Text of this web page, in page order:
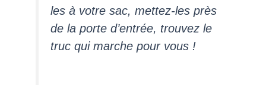
les à votre sac, mettez-les près
de la porte d’entrée, trouvez le
truc qui marche pour vous !